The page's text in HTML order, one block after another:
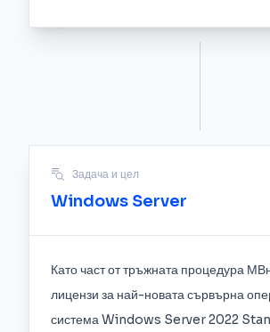
Задача и цел
Windows Server
Като част от тръжната процедура
лицензи за най-новата сървърна
система Windows Server 2022